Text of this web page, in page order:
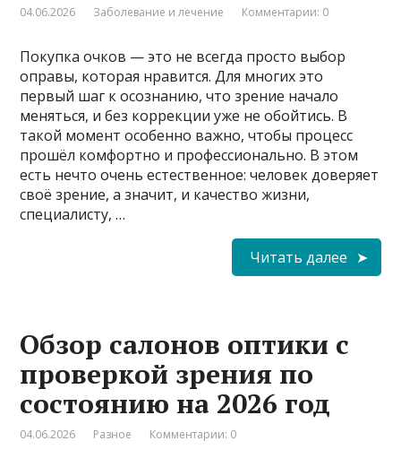
04.06.2026 Заболевание и лечение Комментарии: 0
Покупка очков — это не всегда просто выбор
оправы, которая нравится. Для многих это
первый шаг к осознанию, что зрение начало
меняться, и без коррекции уже не обойтись. В
такой момент особенно важно, чтобы процесс
прошёл комфортно и профессионально. В этом
есть нечто очень естественное: человек доверяет
своё зрение, а значит, и качество жизни,
специалисту, …
Читать далее
Обзор салонов оптики с
проверкой зрения по
состоянию на 2026 год
04.06.2026 Разное Комментарии: 0